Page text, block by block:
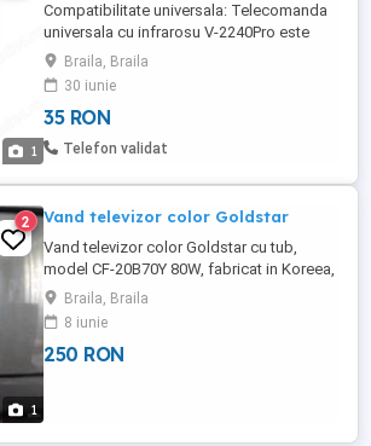
1
Compatibilitate universala: Telecomanda
universala cu infrarosu V-2240Pro este
conceputa pentru a functiona cu diferite
marci de televizoare, permitand
utilizatorilor sa-si controleze televizorul cu
usurinta, indiferent de marca pe care o
detin, la cererea utilizatorului. Control cu
Braila, Braila
30 iunie
35 RON
Telefon validat
1
2 Vand televizor color Goldstar
Vand televizor color Goldstar cu tub,
model CF-20B70Y 80W, fabricat in Koreea,
in stare de functionare, utilizat Exclusiv
Braila
Braila, Braila
8 iunie
250 RON